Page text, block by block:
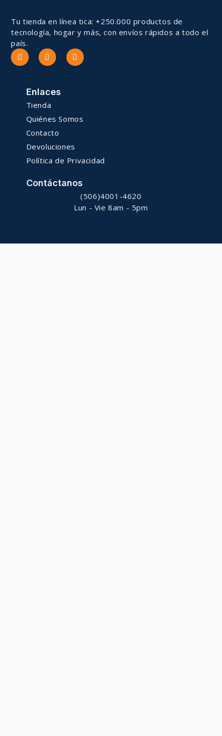
Tu tienda en línea tica: +250.000 productos de
tecnología, hogar y más, con envíos rápidos a todo el
país.
Enlaces
Tienda
Quiénes Somos
Contacto
Devoluciones
Política de Privacidad
Contáctanos
(506)4001-4620
Lun - Vie 8am - 5pm